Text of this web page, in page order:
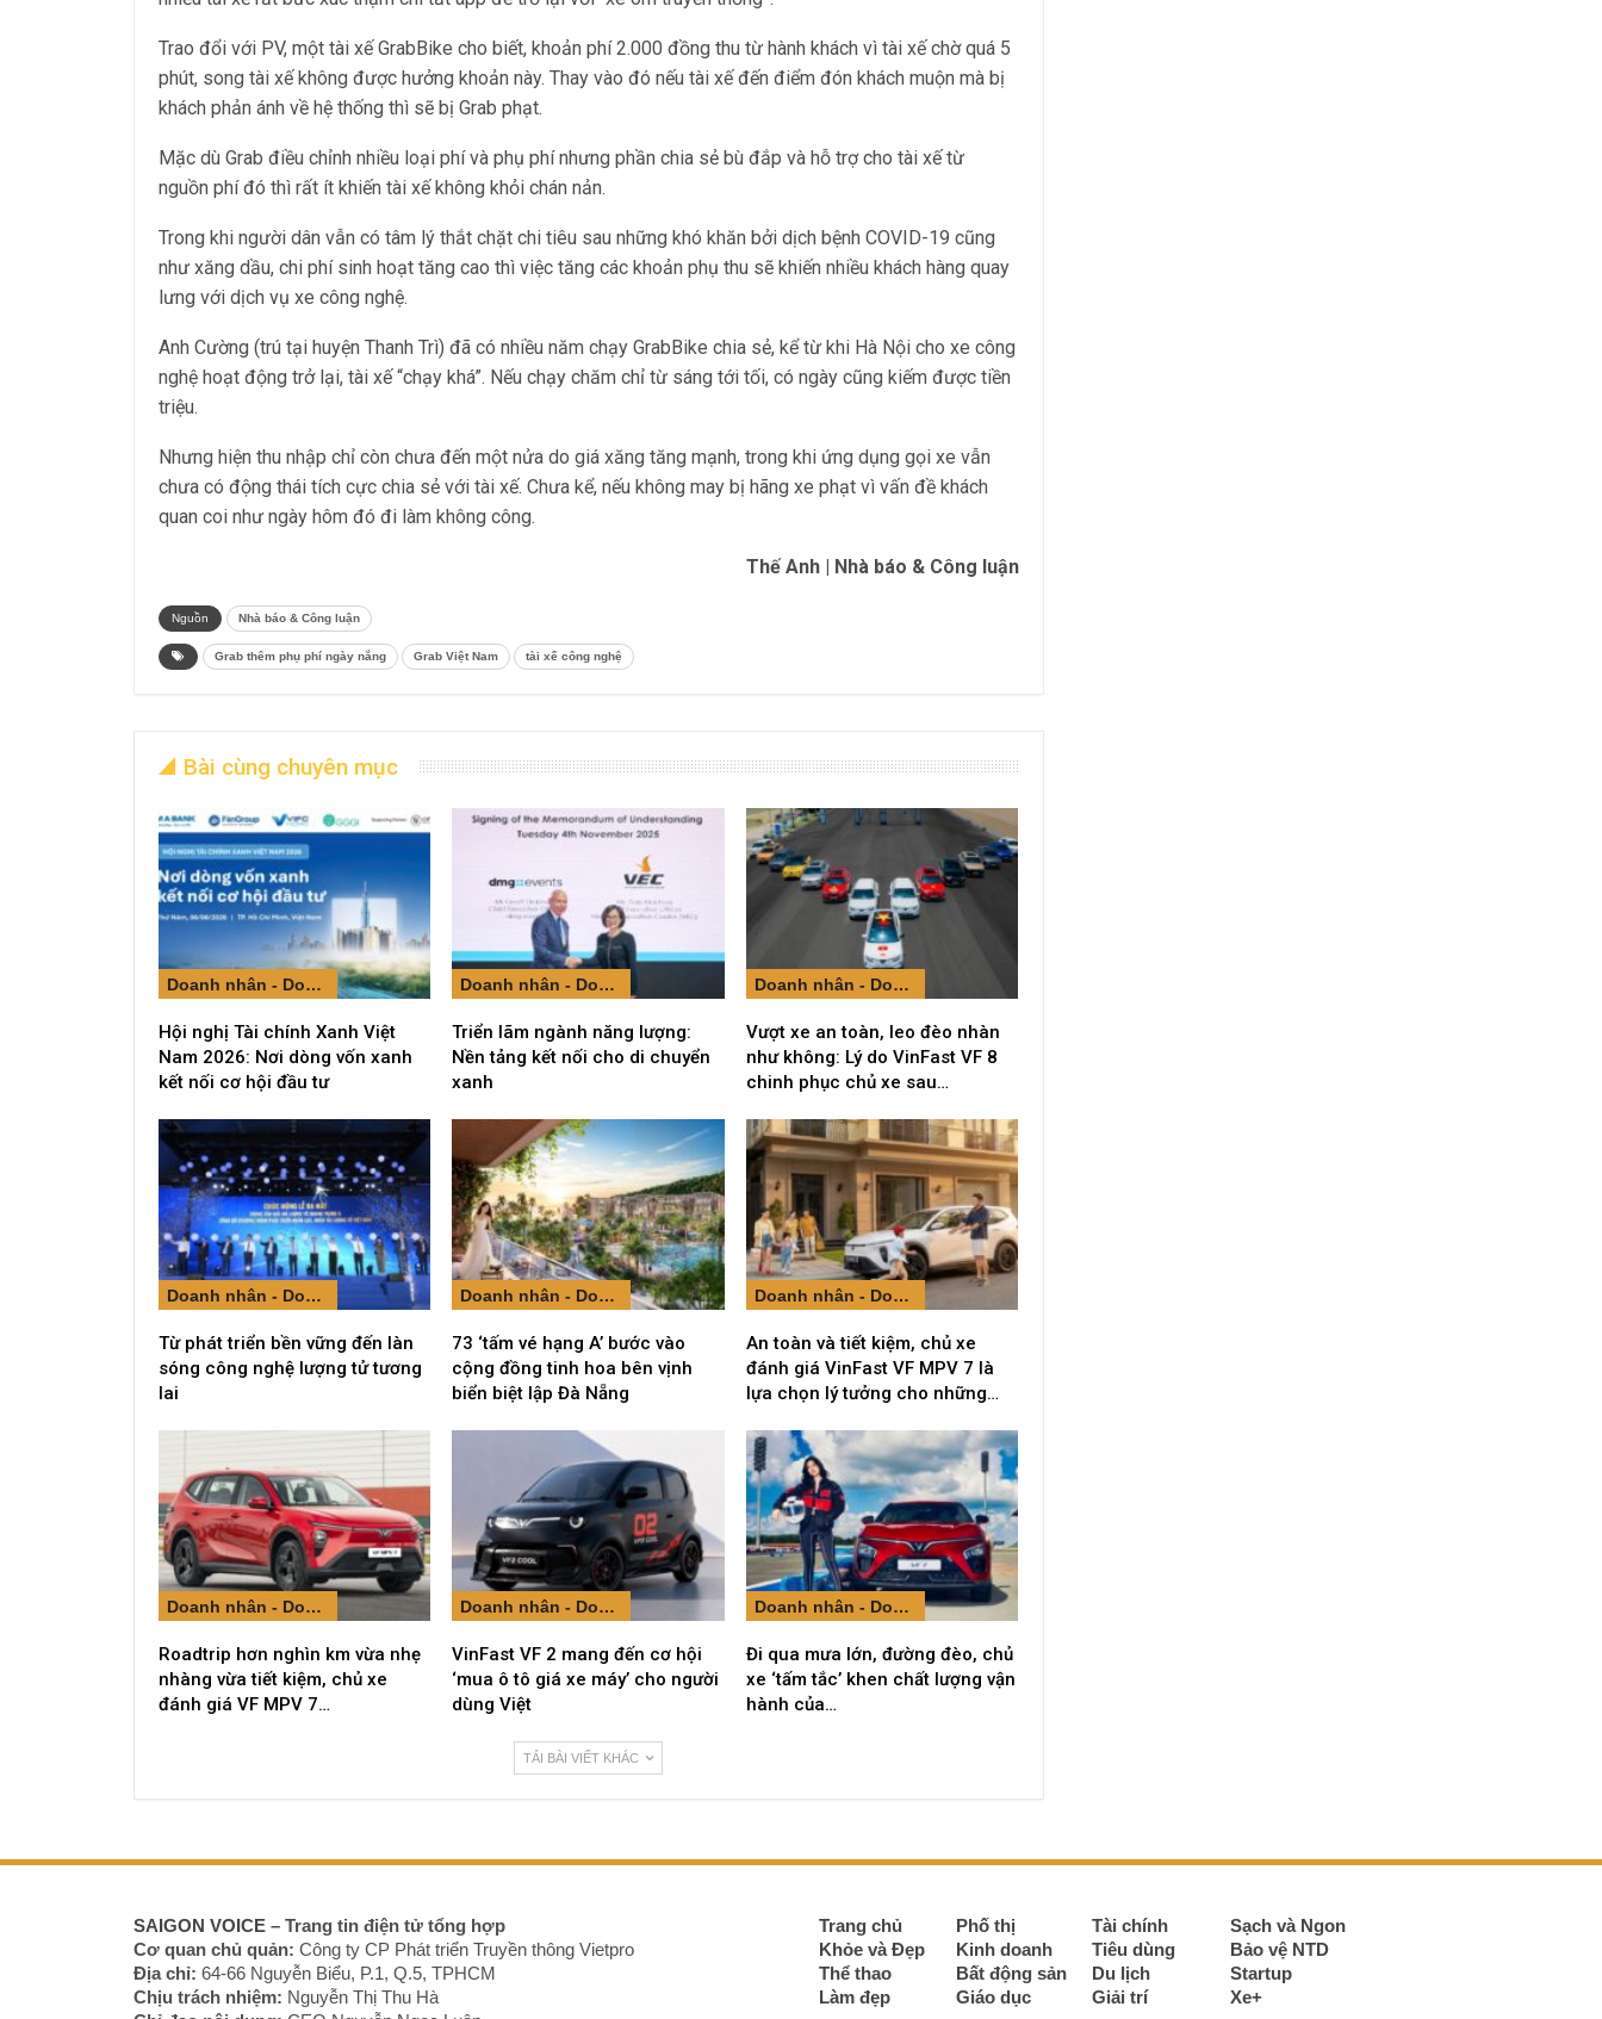
Trao đổi với PV, một tài xế GrabBike cho biết, khoản phí 2.000 đồng thu từ hành khách vì tài xế chờ quá 5
phút, song tài xế không được hưởng khoản này. Thay vào đó nếu tài xế đến điểm đón khách muộn mà bị
khách phản ánh về hệ thống thì sẽ bị Grab phạt.
Mặc dù Grab điều chỉnh nhiều loại phí và phụ phí nhưng phần chia sẻ bù đắp và hỗ trợ cho tài xế từ
nguồn phí đó thì rất ít khiến tài xế không khỏi chán nản.
Trong khi người dân vẫn có tâm lý thắt chặt chi tiêu sau những khó khăn bởi dịch bệnh COVID-19 cũng
như xăng dầu, chi phí sinh hoạt tăng cao thì việc tăng các khoản phụ thu sẽ khiến nhiều khách hàng quay
lưng với dịch vụ xe công nghệ.
Anh Cường (trú tại huyện Thanh Trì) đã có nhiều năm chạy GrabBike chia sẻ, kể từ khi Hà Nội cho xe công
nghệ hoạt động trở lại, tài xế “chạy khá”. Nếu chạy chăm chỉ từ sáng tới tối, có ngày cũng kiếm được tiền
triệu.
Nhưng hiện thu nhập chỉ còn chưa đến một nửa do giá xăng tăng mạnh, trong khi ứng dụng gọi xe vẫn
chưa có động thái tích cực chia sẻ với tài xế. Chưa kể, nếu không may bị hãng xe phạt vì vấn đề khách
quan coi như ngày hôm đó đi làm không công.
Thế Anh | Nhà báo & Công luận
Nguồn Nhà báo & Công luận
Grab thêm phụ phí ngày nắng Grab Việt Nam tài xế công nghệ
Bài cùng chuyên mục
Doanh nhân - Doanh nghiệp
Hội nghị Tài chính Xanh Việt
Nam 2026: Nơi dòng vốn xanh
kết nối cơ hội đầu tư
Doanh nhân - Doanh nghiệp
Triển lãm ngành năng lượng:
Nền tảng kết nối cho di chuyển
xanh
Doanh nhân - Doanh nghiệp
Vượt xe an toàn, leo đèo nhàn
như không: Lý do VinFast VF 8
chinh phục chủ xe sau…
Doanh nhân - Doanh nghiệp
Từ phát triển bền vững đến làn
sóng công nghệ lượng tử tương
lai
Doanh nhân - Doanh nghiệp
73 ‘tấm vé hạng A’ bước vào
cộng đồng tinh hoa bên vịnh
biển biệt lập Đà Nẵng
Doanh nhân - Doanh nghiệp
An toàn và tiết kiệm, chủ xe
đánh giá VinFast VF MPV 7 là
lựa chọn lý tưởng cho những…
Doanh nhân - Doanh nghiệp
Roadtrip hơn nghìn km vừa nhẹ
nhàng vừa tiết kiệm, chủ xe
đánh giá VF MPV 7…
Doanh nhân - Doanh nghiệp
VinFast VF 2 mang đến cơ hội
‘mua ô tô giá xe máy’ cho người
dùng Việt
Doanh nhân - Doanh nghiệp
Đi qua mưa lớn, đường đèo, chủ
xe ‘tấm tắc’ khen chất lượng vận
hành của…
TẢI BÀI VIẾT KHÁC
SAIGON VOICE – Trang tin điện tử tổng hợp
Cơ quan chủ quản: Công ty CP Phát triển Truyền thông Vietpro
Địa chỉ: 64-66 Nguyễn Biểu, P.1, Q.5, TPHCM
Chịu trách nhiệm: Nguyễn Thị Thu Hà
Trang chủ Phố thị Tài chính
Sạch và Ngon
Khỏe và Đẹp
Kinh doanh Tiêu dùng
Bảo vệ NTD
Thể thao
Bất động sản Du lịch
Startup
Làm đẹp
Giáo dục Giải trí Xe+